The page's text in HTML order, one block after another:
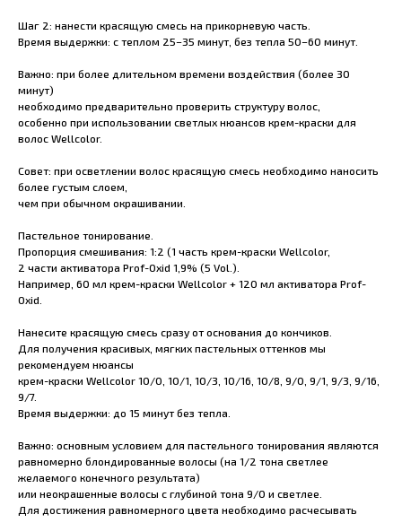
Шаг 2: нанести красящую смесь на прикорневую часть.
Время выдержки: с теплом 25–35 минут, без тепла 50–60 минут.
Важно: при более длительном времени воздействия (более 30
минут)
необходимо предварительно проверить структуру волос,
особенно при использовании светлых нюансов крем-краски для
волос Wellcolor.
Совет: при осветлении волос красящую смесь необходимо наносить
более густым слоем,
чем при обычном окрашивании.
Пастельное тонирование.
Пропорция смешивания: 1:2 (1 часть крем-краски Wellcolor,
2 части активатора Prof-Oxid 1,9% (5 Vol.).
Например, 60 мл крем-краски Wellcolor + 120 мл активатора Prof-
Oxid.
Нанесите красящую смесь сразу от основания до кончиков.
Для получения красивых, мягких пастельных оттенков мы
рекомендуем нюансы
крем-краски Wellcolor 10/0, 10/1, 10/3, 10/16, 10/8, 9/0, 9/1, 9/3, 9/16,
9/7.
Время выдержки: до 15 минут без тепла.
Важно: основным условием для пастельного тонирования являются
равномерно блондированные волосы (на 1/2 тона светлее
желаемого конечного результата)
или неокрашенные волосы с глубиной тона 9/0 и светлее.
Для достижения равномерного цвета необходимо расчесывать